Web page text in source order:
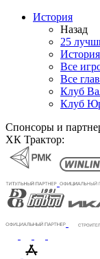
История
Назад
25
Все
Все
Клуб
Клуб
Спонсоры и
ХК Трактор: